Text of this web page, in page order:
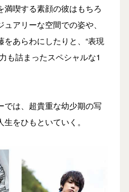
満喫する素顔の彼はもちろ
アリーな空間での姿や、
をあらわにしたりと、“表現
も詰まったスペシャルな1
は、超貴重な幼少期の写
をひもといていく。